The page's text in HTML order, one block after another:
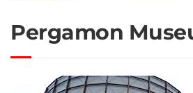
Pergamon